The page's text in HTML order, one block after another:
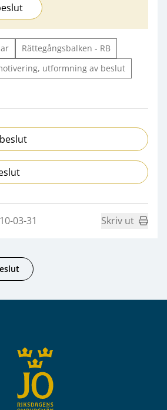
Rättegångsbalken - RB
utformning av beslut
03-31 Skriv ut